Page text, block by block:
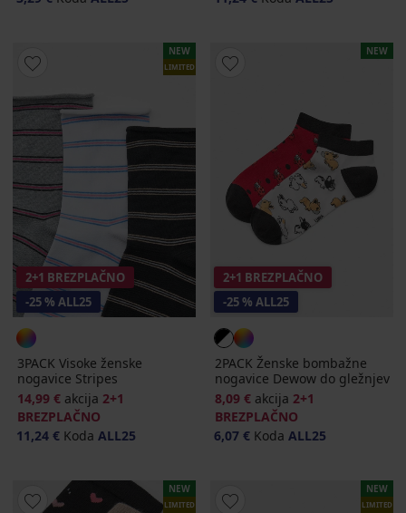
NEW
LIMITED
2+1 BREZPLAČNO
-25 % ALL25
3PACK Visoke ženske
nogavice Stripes
14,99 € akcija 2+1
BREZPLAČNO
11,24 € Koda ALL25
NEW
2+1 BREZPLAČNO
-25 % ALL25
2PACK Ženske bombažne
nogavice Dewow do gležnjev
8,09 € akcija 2+1
BREZPLAČNO
6,07 € Koda ALL25
NEW
LIMITED
NEW
LIMITED